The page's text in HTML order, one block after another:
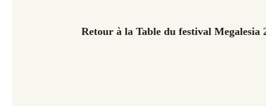
Retour à la Table du festival Megalesia